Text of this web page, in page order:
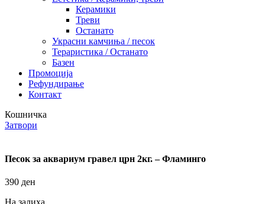
Керамики
Треви
Останато
Украсни камчиња / песок
Тераристика / Останато
Базен
Промоција
Рефундирање
Контакт
Кошничка
Затвори
Песок за аквариум гравел црн 2кг. – Фламинго
390 ден